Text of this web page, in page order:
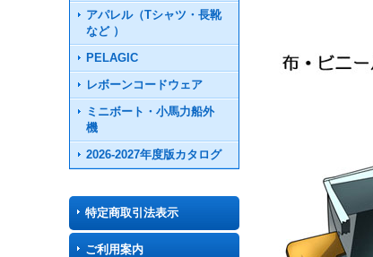
アパレル（Tシャツ・長靴
など ）
PELAGIC
レボーンコードウェア
ミニボート・小馬力船外
機
2026-2027年度版カタログ
特定商取引法表示
ご利用案内